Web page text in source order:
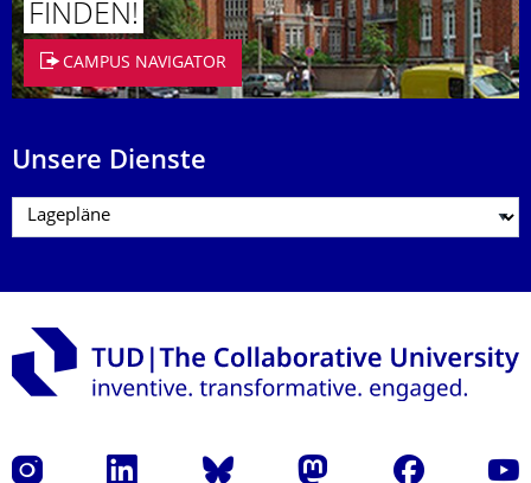
FINDEN!
CAMPUS NAVIGATOR
Unsere Dienste
Instagram LinkedIn Bluesky Mastodon Facebook